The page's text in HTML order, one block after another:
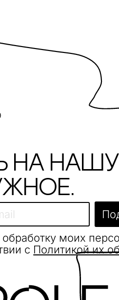
нашу
моих
с Политикой их